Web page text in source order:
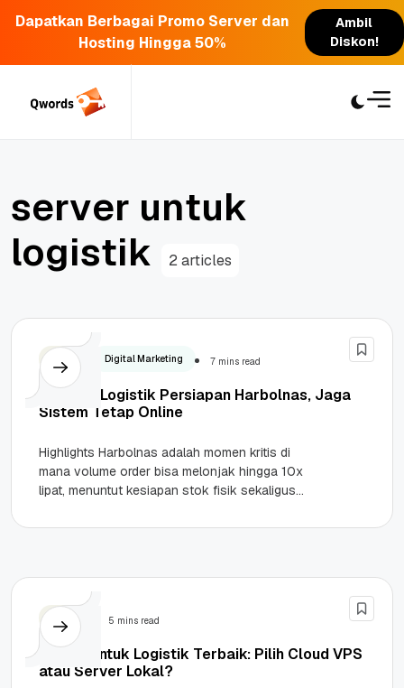
Dapatkan Berbagai Promo Server dan
Hosting Hingga 50%
Ambil
Diskon!
server untuk
logistik 2 articles
Bisnis Digital Marketing 7 mins read
Strategi Logistik Persiapan Harbolnas, Jaga
Sistem Tetap Online
Highlights Harbolnas adalah momen kritis di
mana volume order bisa melonjak hingga 10x
lipat, menuntut kesiapan stok fisik sekaligus
Server 5 mins read
Server untuk Logistik Terbaik: Pilih Cloud VPS
atau Server Lokal?